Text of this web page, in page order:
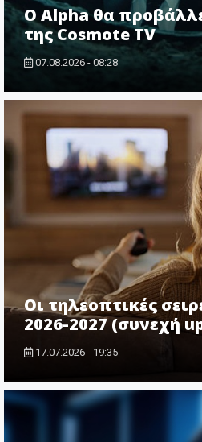
Ο Alpha θα
της Cosmote TV
07.08.2026 - 08:28
Οι τηλεοπτικές
2026-2027 (συνεχή
17.07.2026 - 19:35